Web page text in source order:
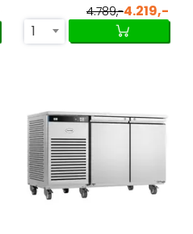
4.789,-4.219,-
1